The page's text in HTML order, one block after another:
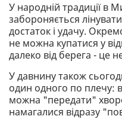
У народній традиції в
забороняється
достаток і удачу.
не можна купатися у
далеко від берега - це
У давнину також
один одного по плечу:
можна "передати"
намагалися відразу